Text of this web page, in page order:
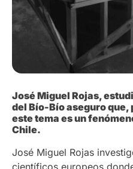
José Miguel Rojas,
del Bío-Bío aseguro
este tema es un
Chile.
José Miguel Rojas